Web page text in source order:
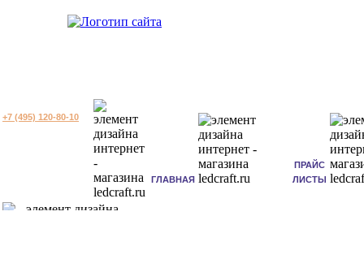
+7 (495) 120-80-10
ГЛАВНАЯ
ПРАЙС
ЛИСТЫ